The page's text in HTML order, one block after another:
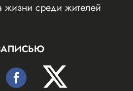
жизни среди жителей